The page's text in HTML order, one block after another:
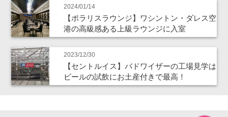
2024/01/14
【ポラリスラウンジ】ワシントン・ダレス空
港の高級感ある上級ラウンジに入室
2023/12/30
【セントルイス】バドワイザーの工場見学は
ビールの試飲にお土産付きで最高！